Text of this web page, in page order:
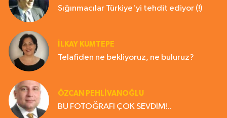
Sığınmacılar Türkiye'yi tehdit ediyor (!)
İLKAY KUMTEPE
Telafiden ne bekliyoruz, ne buluruz?
ÖZCAN PEHLİVANOĞLU
BU FOTOĞRAFI ÇOK SEVDİM!..